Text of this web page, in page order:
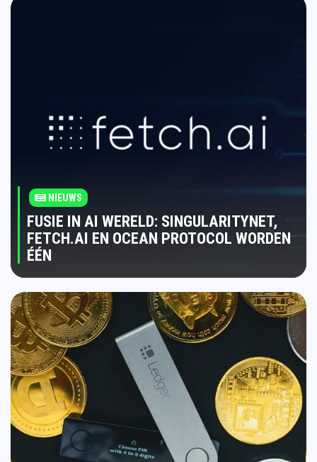
NIEUWS
FUSIE IN AI WERELD: SINGULARITYNET,
FETCH.AI EN OCEAN PROTOCOL WORDEN
ÉÉN